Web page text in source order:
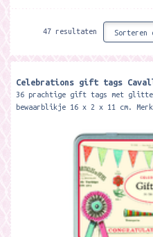
47 resultaten Sorteren
Celebrations gift tags
36 prachtige gift tags met
bewaarblikje 16 x 2 x 11 cm.